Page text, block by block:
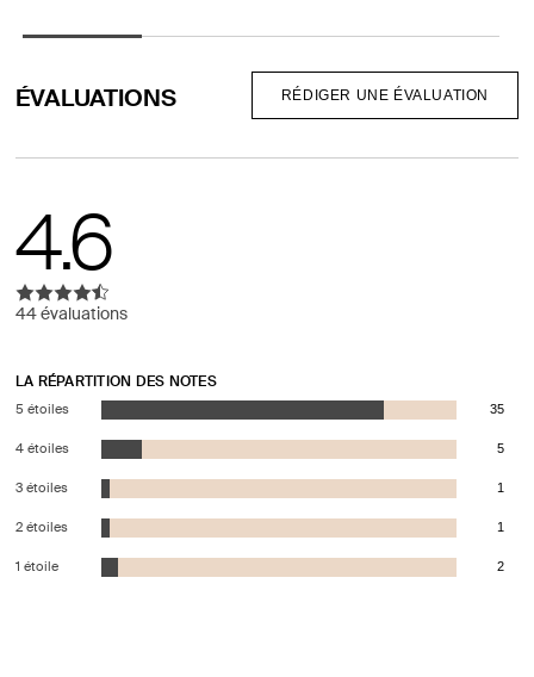
ÉVALUATIONS
4.6
44 évaluations
RÉDIGER UNE ÉVALUATION
LA RÉPARTITION DES NOTES
5 étoiles 35
4 étoiles 5
3 étoiles 1
2 étoiles 1
1 étoile 2